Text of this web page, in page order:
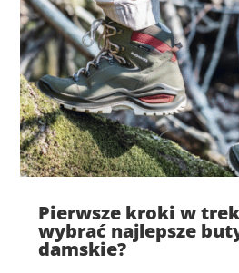
Pierwsze kroki w
wybrać najlepsze
damskie?